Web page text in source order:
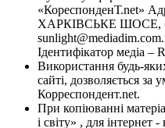
«КореспонденТ.net»
ХАРКІВСЬКЕ ШОСЕ,
Ідентифікатор медіа –
Використання будь-
сайті, дозволяється за
Корреспондент.net.
При копіюванні
і світу» , для інтернет